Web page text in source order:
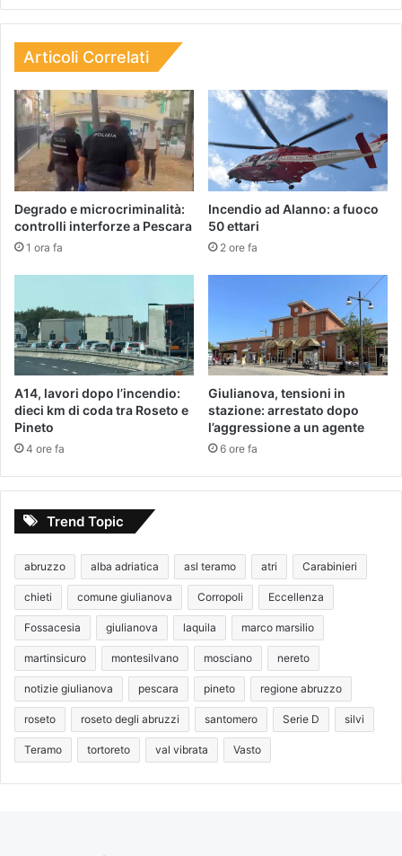
Articoli Correlati
Degrado e microcriminalità:
controlli interforze a Pescara
1 ora fa
Incendio ad Alanno: a fuoco
50 ettari
2 ore fa
A14, lavori dopo l’incendio:
dieci km di coda tra Roseto e
Pineto
4 ore fa
Giulianova, tensioni in
stazione: arrestato dopo
l’aggressione a un agente
6 ore fa
Trend Topic
abruzzo alba adriatica asl teramo atri Carabinieri
chieti comune giulianova Corropoli Eccellenza
Fossacesia giulianova laquila marco marsilio
martinsicuro montesilvano mosciano nereto
notizie giulianova pescara pineto regione abruzzo
roseto roseto degli abruzzi santomero Serie D silvi
Teramo tortoreto val vibrata Vasto